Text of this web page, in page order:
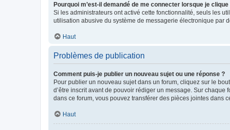
Pourquoi m’est-il demandé de me connecter lorsque je
Si les administrateurs ont activé cette fonctionnalité, seuls les
utilisation abusive du système de messagerie électronique par
Haut
Problèmes de publication
Comment puis-je publier un nouveau sujet ou une réponse ?
Pour publier un nouveau sujet dans un forum, cliquez sur le
d’être inscrit avant de pouvoir rédiger un message. Sur
dans ce forum, vous pouvez transférer des pièces jointes dans
Haut